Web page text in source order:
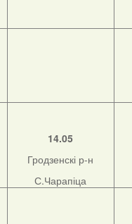
14.05
Гродзенскі р-н
С.Чарапіца